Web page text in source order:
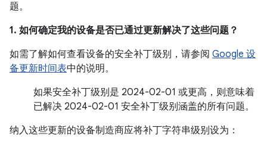
题。
1. 如何确定我的设备是否已通过更新解决了这些问题？
如需了解如何查看设备的安全补丁级别，请参阅 Google 设
备更新时间表中的说明。
如果安全补丁级别是 2024-02-01 或更高，则意味着
已解决 2024-02-01 安全补丁级别涵盖的所有问题。
纳入这些更新的设备制造商应将补丁字符串级别设为：